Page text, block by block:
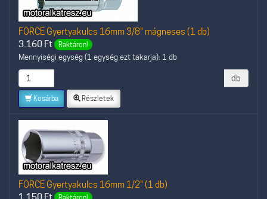
FORCE Gyertyakulcs 16mm 3/8" mágneses (1 db)
3.160 Ft Raktáron!
Mennyiségi egység (1 egység ezt takarja): 1 db
db
Kosárba Részletek
FORCE Gyertyakulcs 16mm 1/2" (1 db)